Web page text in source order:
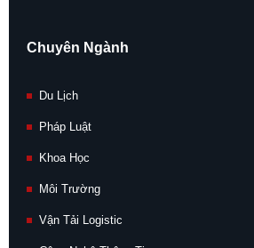
Chuyên Ngành
Du Lịch
Pháp Luật
Khoa Học
Môi Trường
Vận Tải Logistic